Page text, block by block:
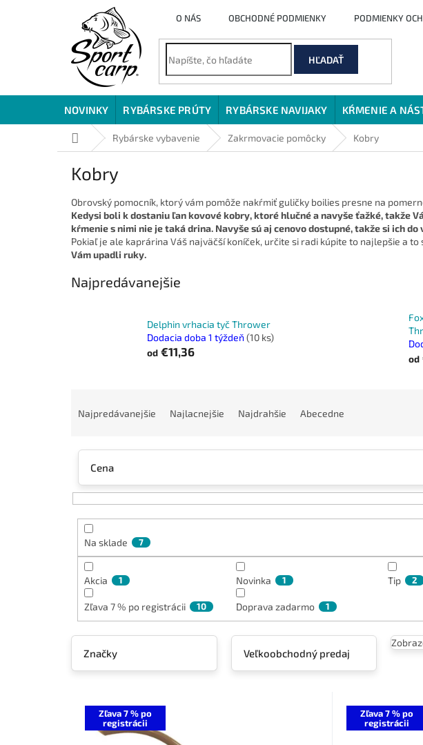
O NÁS OBCHODNÉ PODMIENKY PODMIENKY
HĽADAŤ
NOVINKY RYBÁRSKE PRÚTY RYBÁRSKE NAVIJAKY KŔMENIE A
DomovRybárske vybavenie Zakrmovacie pomôcky Kobry
Kobry
Obrovský pomocník, ktorý vám pomôže nakŕmiť guličky boilies presne na
Kedysi boli k dostaniu ľan kovové kobry, ktoré hlučné a navyše ťažké, takže
kŕmenie s nimi nie je taká drina. Navyše sú aj cenovo dostupné, takže si ich
Pokiaľ je ale kaprárina Váš najväčší koníček, určite si radi kúpite to najlepšie a to
Vám upadli ruky.
Najpredávanejšie
Delphin vrhacia tyč Thrower
Dodacia doba 1 týždeň (10 ks)
od €11,36
od
p
v
Najpredávanejšie Najlacnejšie Najdrahšie Abecedne
Cena
Na sklade 7
Akcia 1 Novinka 1 Tip 2
Zľava 7 % po registrácii 10 Doprava zadarmo 1
Značky Veľkoobchodný predaj
Zľava 7 % po
registrácii
Zľava 7 % po
registrácii